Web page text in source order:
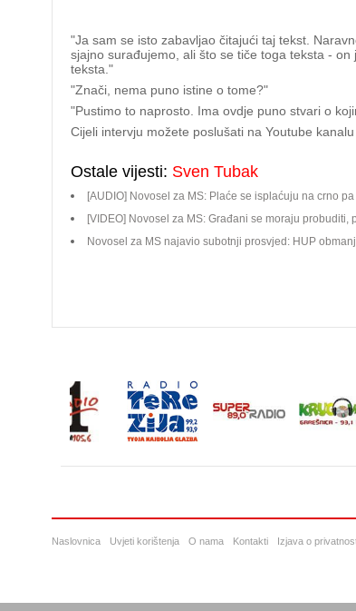
"Ja sam se isto zabavljao čitajući taj tekst.
sjajno surađujemo, ali što se tiče toga teksta -
teksta."
"Znači, nema puno istine o tome?"
"Pustimo to naprosto. Ima ovdje puno stvari o
Cijeli intervju možete poslušati na Youtube kanalu
Ostale vijesti: Sven Tubak
[AUDIO] Novosel za MS: Plaće se isplaćuju na crno
[VIDEO] Novosel za MS: Građani se moraju
Novosel za MS najavio subotnji prosvjed: HUP
Naslovnica Uvjeti korištenja O nama Kontakti Izjava o